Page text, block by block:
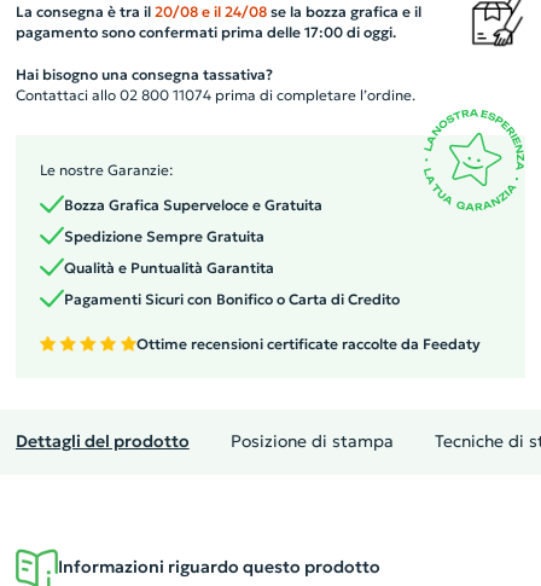
La consegna è tra il 20/08 e il 24/08se la bozza grafica e il
pagamento sono confermati prima delle 17:00 di oggi.
Hai bisogno una consegna tassativa?
Contattaci allo 02 800 11074 prima di completare l’ordine.
Le nostre Garanzie:
Bozza Grafica Superveloce e Gratuita
Spedizione Sempre Gratuita
Qualità e Puntualità Garantita
Pagamenti Sicuri con Bonifico o Carta di Credito
Ottime recensioni certificate raccolte da Feedaty
Dettagli del prodotto Posizione di stampa Tecniche di
Informazioni riguardo questo prodotto